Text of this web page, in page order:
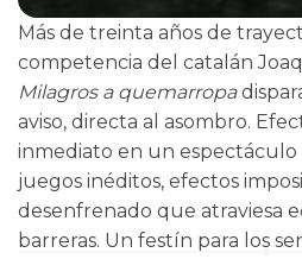
Más de treinta años de
competencia del catalán
Milagros a quemarropa
aviso, directa al asombro.
inmediato en un espectáculo
juegos inéditos, efectos
desenfrenado que atraviesa
barreras. Un festín para los